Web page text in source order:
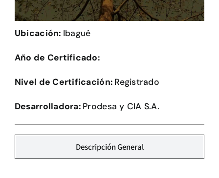
Herramientas
Credenciales
Plataforma CASA
Ubicación: Ibagué
Año de Certificado:
Nivel de Certificación: Registrado
Desarrolladora: Prodesa y CIA S.A.
Descripción General